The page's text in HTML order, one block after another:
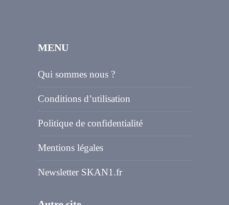
MENU
Qui sommes nous ?
Conditions d’utilisation
Politique de confidentialité
Mentions légales
Newsletter SKAN1.fr